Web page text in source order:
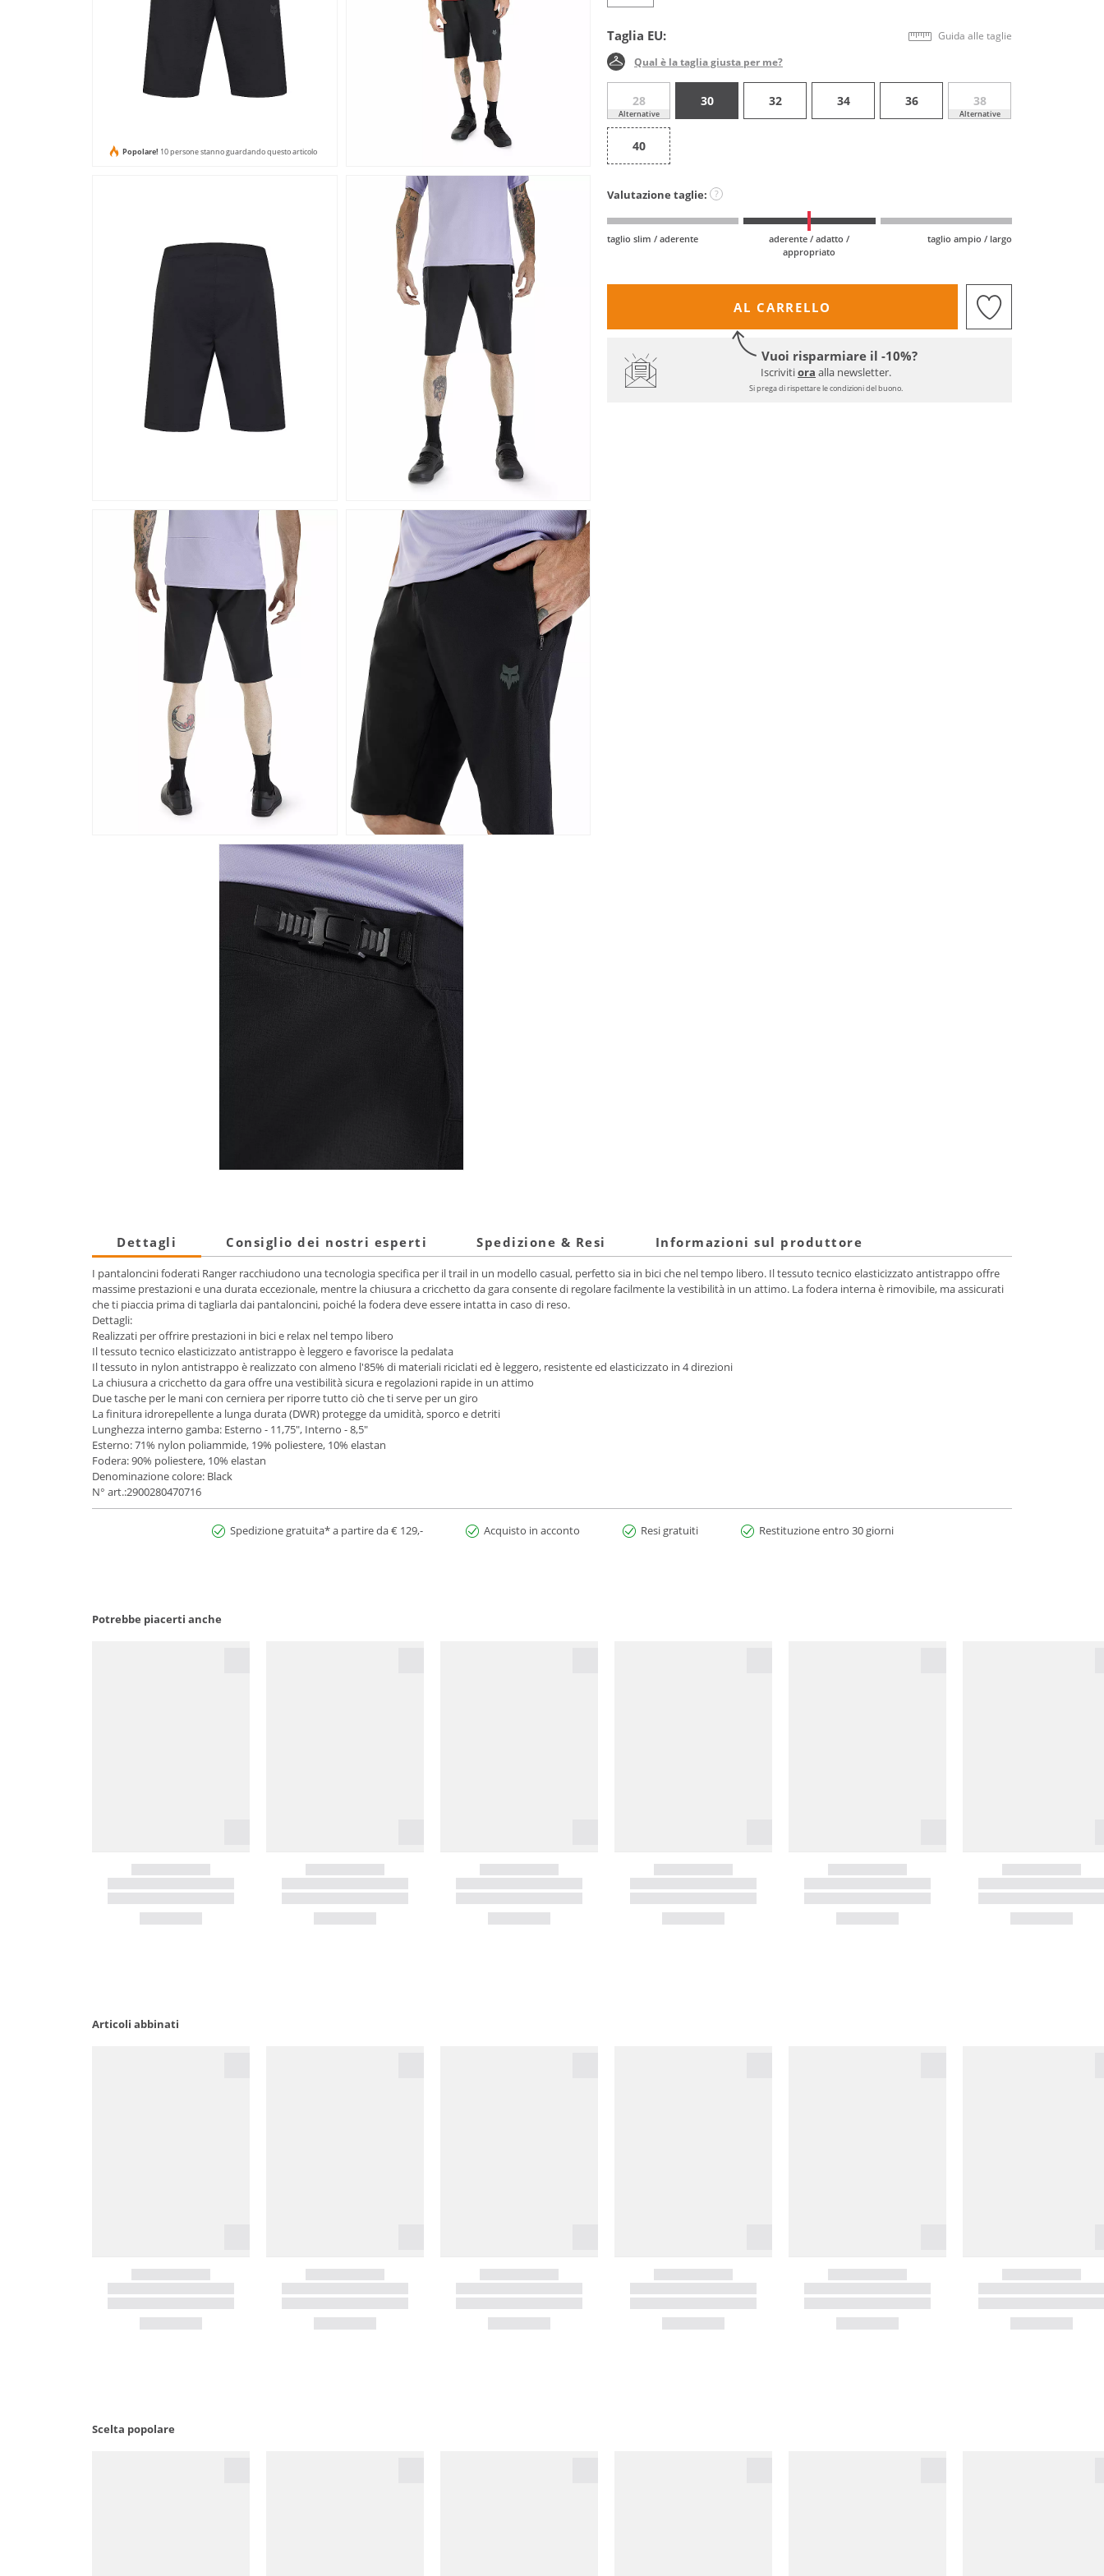
Popolare! 10 persone stanno guardando questo articolo
Taglia EU: Guida alle taglie
Qual è la taglia giusta per me?
28
Alternative
30 32 34 36 38
Alternative
40
Valutazione taglie: ?
taglio slim / aderente
aderente / adatto /
appropriato
taglio ampio / largo
AL CARRELLO
Vuoi risparmiare il -10%?
Iscrivitiora alla newsletter.
Si prega di rispettare le condizioni del buono.
Dettagli Consiglio dei nostri esperti Spedizione & Resi Informazioni sul produttore
I pantaloncini foderati Ranger racchiudono una tecnologia specifica per il trail in un modello casual, perfetto sia in bici che nel tempo libero. Il tessuto tecnico elasticizzato antistrappo offre
massime prestazioni e una durata eccezionale, mentre la chiusura a cricchetto da gara consente di regolare facilmente la vestibilità in un attimo. La fodera interna è rimovibile, ma assicurati
che ti piaccia prima di tagliarla dai pantaloncini, poiché la fodera deve essere intatta in caso di reso.
Dettagli:
Realizzati per offrire prestazioni in bici e relax nel tempo libero
Il tessuto tecnico elasticizzato antistrappo è leggero e favorisce la pedalata
Il tessuto in nylon antistrappo è realizzato con almeno l'85% di materiali riciclati ed è leggero, resistente ed elasticizzato in 4 direzioni
La chiusura a cricchetto da gara offre una vestibilità sicura e regolazioni rapide in un attimo
Due tasche per le mani con cerniera per riporre tutto ciò che ti serve per un giro
La finitura idrorepellente a lunga durata (DWR) protegge da umidità, sporco e detriti
Lunghezza interno gamba: Esterno - 11,75", Interno - 8,5"
Esterno: 71% nylon poliammide, 19% poliestere, 10% elastan
Fodera: 90% poliestere, 10% elastan
Denominazione colore: Black
N° art.:2900280470716
Spedizione gratuita* a partire da € 129,- Acquisto in acconto Resi gratuiti Restituzione entro 30 giorni
Potrebbe piacerti anche
Articoli abbinati
Scelta popolare